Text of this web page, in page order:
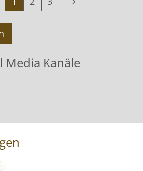
Media Kanäle